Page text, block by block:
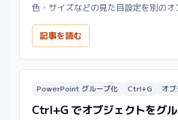
色・サイズなどの見た目設定を別のオ
発で適用できます。
記事を読む
PowerPoint グループ化 Ctrl+G オ
Ctrl+G でオブジェクトをグ